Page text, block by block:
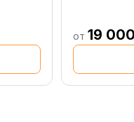
от 19